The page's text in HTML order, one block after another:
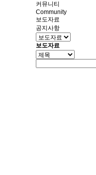
커뮤니티
Community
보도자료
공지사항
보도자료